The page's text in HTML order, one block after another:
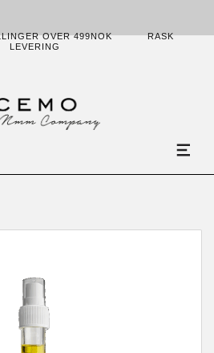
OVER 499NOK
RASK
LEVERING